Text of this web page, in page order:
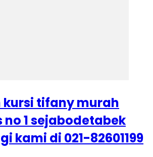
tifany murah
1 sejabodetabek
kami di 021-82601199